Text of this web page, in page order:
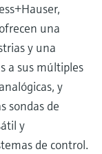
una
y una
a sus múltiples
y
sondas de
y
de control.